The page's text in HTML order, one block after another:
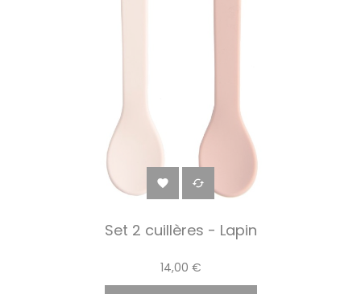
 
Set 2 cuillères - Lapin
14,00 €